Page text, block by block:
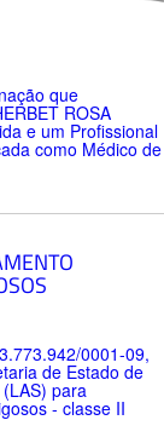
que
ROSA
e um Profissional
como Médico de
0001-09,
de Estado de
para
- classe II